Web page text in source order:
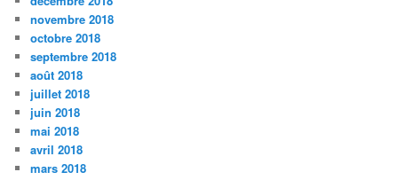
novembre 2018
octobre 2018
septembre 2018
août 2018
juillet 2018
juin 2018
mai 2018
avril 2018
mars 2018